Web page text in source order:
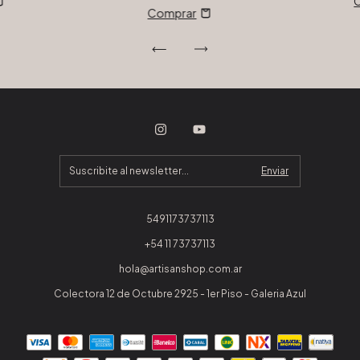
5491173737113
+54 11 73737113
hola@artisanshop.com.ar
Colectora 12 de Octubre 2925 - 1er Piso - Galeria Azul